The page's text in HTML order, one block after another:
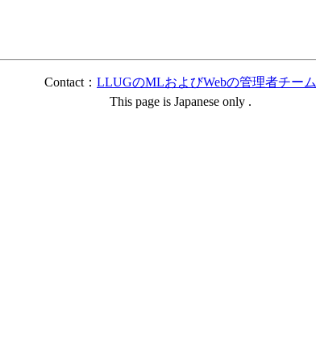
Contact： LLUGのMLおよびWebの管理者チーム
This page is Japanese only .